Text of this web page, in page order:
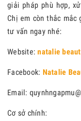
giải pháp phù hợp,
Chị em còn thắc
tư vấn ngay nhé:
Website:natalie
Facebook: Natalie
Email:
Cơ sở chính: